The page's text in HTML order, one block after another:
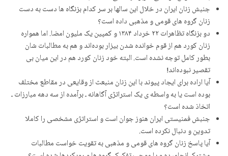
جنبش زنان ایران در خلال این سالها بر سر کدام بزنگاه ها دست به دست
زنان گروه های قومی و مذهبی داده است؟
دو بزنگاه تظاهرات ۲۲ خرداد ۱۳۸۴ و کمپین یک ملیون امضا. اما هموارە
زنان کورد هم از قوم خواندە شدن بیزار بودەاند و هم بە مطالبات شان
بطور کامل توجە نشدە است. البتە خود زنان کورد هم در این میان بی
تقصیر نبودەاند!
آیا اراده برای ایجاد پیوند با این زنان منبعث از وقایعی در مقاطع مختلف
بوده است یا به واسطه ی یک استراتژی آگاهانه ـ برآمده از سه دهه مبارزات ـ
اتخاذ شده است؟
جنبش فمنیستی ایران هنوز جوان است و استراتژی مشخصی را کاملا
تدوین و دنبال نکردە است.
آیا پاسخ زنان گروه های قومی و مذهبی به تقویت خواست مطالبات